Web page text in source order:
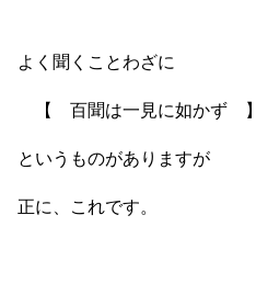
よく聞くことわざに
【 百聞は一見に如かず 】
というものがありますが
正に、これです。